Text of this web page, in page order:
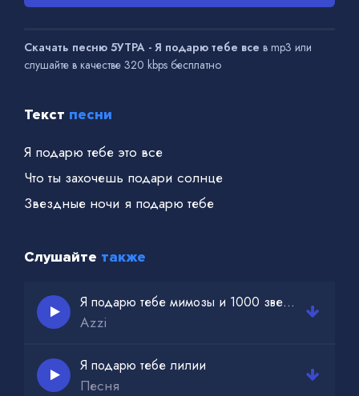
Скачать песню 5УТРА - Я подарю тебе все в mp3 или
слушайте в качестве 320 kbps бесплатно
Текст песни
Я подарю тебе это все
Что ты захочешь подари солнце
Звездные ночи я подарю тебе
Слушайте также
Я подарю тебе мимозы и 1000 звезд 1000 слов
Azzi
Я подарю тебе лилии
Песня